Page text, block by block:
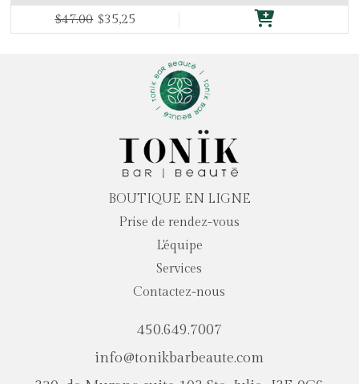
$47.00 $35,25
BOUTIQUE EN LIGNE
Prise de rendez-vous
L'équipe
Services
Contactez-nous
450.649.7007
info@tonikbarbeaute.com